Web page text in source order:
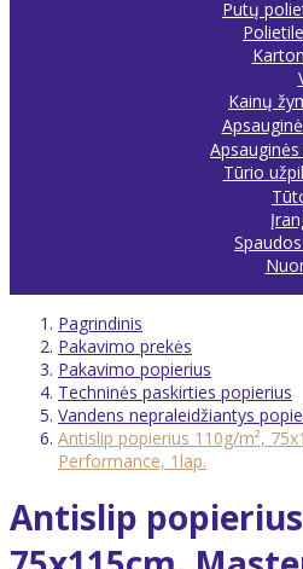
Putų
Kainų
Tūrio
Pagrindinis
Pakavimo prekės
Pakavimo popierius
Techninės paskirties popierius
Vandens nepraleidžiantys
Antislip popierius 110g/m²,
Performance, 1lap.
Antislip